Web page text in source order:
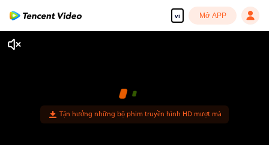
vi Mở APP
Tận hưởng những bộ phim truyền hình HD mượt mà